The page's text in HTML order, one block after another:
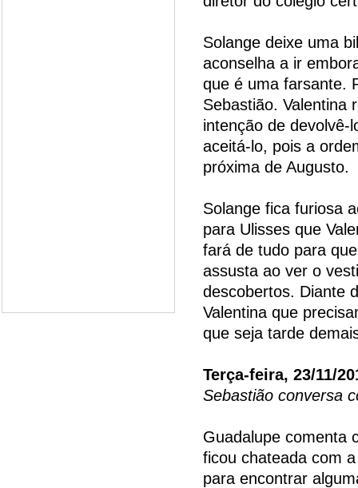
Solange deixe uma
aconselha a ir
que é uma farsante.
Sebastião. Valentina
intenção de devolvê-
aceitá-lo, pois a
próxima de Augusto.
Solange fica furiosa
para Ulisses que
fará de tudo para
assusta ao ver o
descobertos. Diante
Valentina que
que seja tarde
Terça-feira, 23/11/
Sebastião conversa
Guadalupe comenta
ficou chateada com
para encontrar